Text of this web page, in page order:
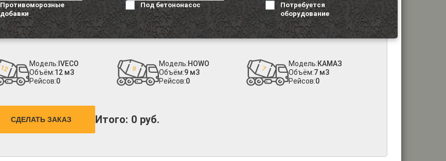
Противоморозные
добавки
Под бетононасос
Потребуется
оборудование
Модель: IVECO
Объём:12 м3
Рейсов:0
Модель:HOWO
Объём:9 м3
Рейсов:0
Модель:КАМАЗ
Объём:7 м3
Рейсов:0
Итого: 0 руб.
СДЕЛАТЬ ЗАКАЗ